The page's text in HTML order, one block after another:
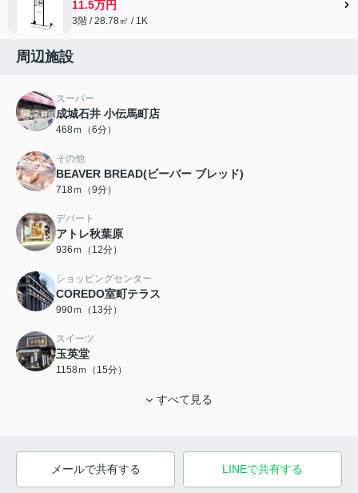
11.5万円
3階 / 28.78㎡ / 1K
周辺施設
スーパー
成城石井 小伝馬町店
468ｍ（6分）
その他
BEAVER BREAD(ビーバー ブレッド)
718ｍ（9分）
デパート
アトレ秋葉原
936ｍ（12分）
ショッピングセンター
COREDO室町テラス
990ｍ（13分）
スイーツ
玉英堂
1158ｍ（15分）
すべて見る
メールで共有する LINEで共有する